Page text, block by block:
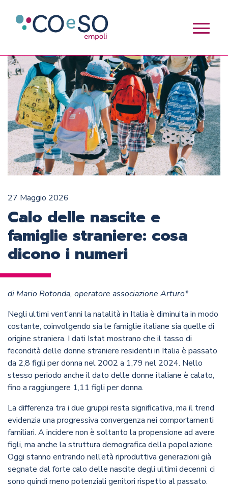
27 Maggio 2026
Calo delle nascite e
famiglie straniere: cosa
dicono i numeri
di Mario Rotonda, operatore associazione Arturo*
Negli ultimi vent’anni la natalità in Italia è diminuita in modo
costante, coinvolgendo sia le famiglie italiane sia quelle di
origine straniera. I dati Istat mostrano che il tasso di
fecondità delle donne straniere residenti in Italia è passato
da 2,8 figli per donna nel 2002 a 1,79 nel 2024. Nello
stesso periodo anche il dato delle donne italiane è calato,
fino a raggiungere 1,11 figli per donna.
La differenza tra i due gruppi resta significativa, ma il trend
evidenzia una progressiva convergenza nei comportamenti
familiari. A incidere non è soltanto la propensione ad avere
figli, ma anche la struttura demografica della popolazione.
Oggi stanno entrando nell’età riproduttiva generazioni già
segnate dal forte calo delle nascite degli ultimi decenni: ci
sono quindi meno potenziali genitori rispetto al passato.